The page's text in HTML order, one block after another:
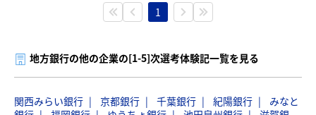
1
地方銀行の他の企業の[1-5]次選考体験記一覧を見る
関西みらい銀行 京都銀行 千葉銀行 紀陽銀行
みなと